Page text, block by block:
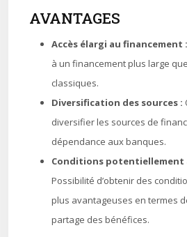
AVANTAGES
Accès élargi au financement :
à un financement plus large
classiques.
Diversification des sources :
diversifier les sources de
dépendance aux banques.
Conditions potentiellement
Possibilité d’obtenir des
plus avantageuses en termes
partage des bénéfices.